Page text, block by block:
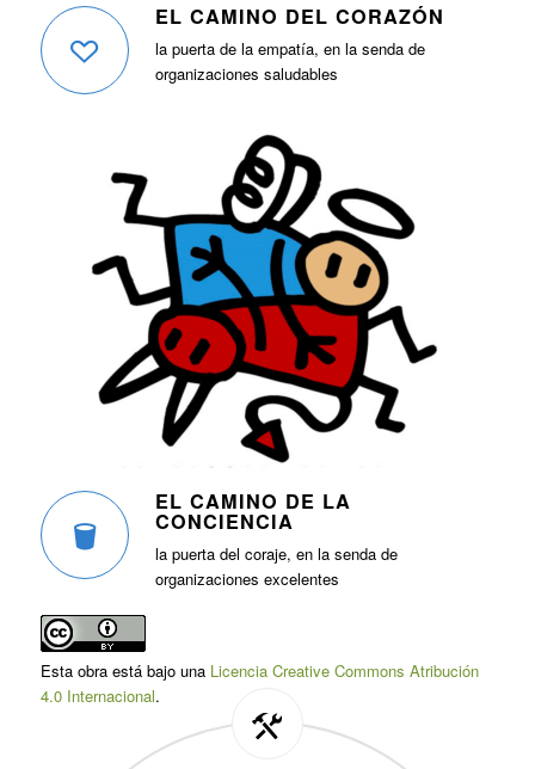
EL CAMINO DEL CORAZÓN
la puerta de la empatía, en la senda de
organizaciones saludables
EL CAMINO DE LA
CONCIENCIA
la puerta del coraje, en la senda de
organizaciones excelentes
Esta obra está bajo una Licencia Creative Commons Atribución
4.0 Internacional.